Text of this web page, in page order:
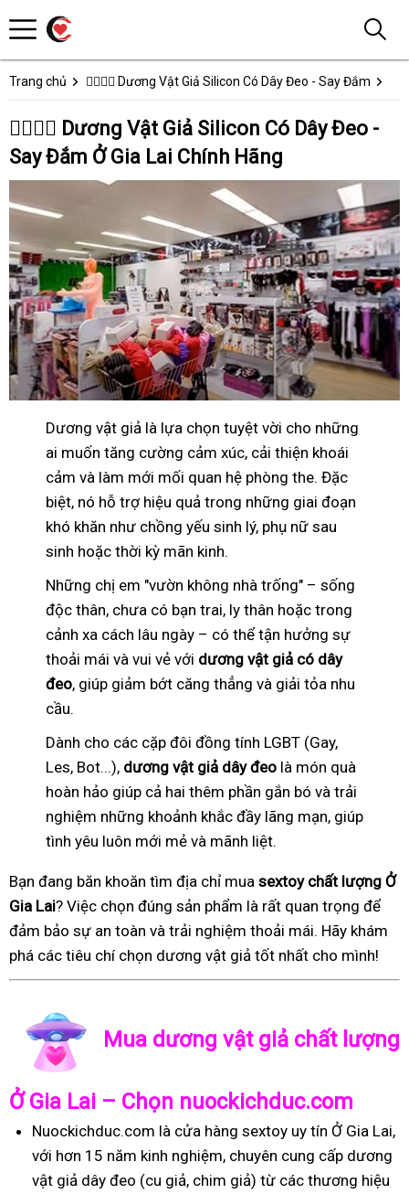
Trang chủ 👩‍❤️‍💋‍👨 Dương Vật Giả Silicon Có Dây Đeo - Say Đắm
👩‍❤️‍💋‍👨 Dương Vật Giả Silicon Có Dây Đeo -
Say Đắm Ở Gia Lai Chính Hãng
Dương vật giả là lựa chọn tuyệt vời cho những
ai muốn tăng cường cảm xúc, cải thiện khoái
cảm và làm mới mối quan hệ phòng the. Đặc
biệt, nó hỗ trợ hiệu quả trong những giai đoạn
khó khăn như chồng yếu sinh lý, phụ nữ sau
sinh hoặc thời kỳ mãn kinh.
Những chị em "vườn không nhà trống" – sống
độc thân, chưa có bạn trai, ly thân hoặc trong
cảnh xa cách lâu ngày – có thể tận hưởng sự
thoải mái và vui vẻ với dương vật giả có dây
đeo, giúp giảm bớt căng thẳng và giải tỏa nhu
cầu.
Dành cho các cặp đôi đồng tính LGBT (Gay,
Les, Bot...), dương vật giả dây đeo là món quà
hoàn hảo giúp cả hai thêm phần gắn bó và trải
nghiệm những khoảnh khắc đầy lãng mạn, giúp
tình yêu luôn mới mẻ và mãnh liệt.
Bạn đang băn khoăn tìm địa chỉ mua sextoy chất lượng Ở
Gia Lai? Việc chọn đúng sản phẩm là rất quan trọng để
đảm bảo sự an toàn và trải nghiệm thoải mái. Hãy khám
phá các tiêu chí chọn dương vật giả tốt nhất cho mình!
Mua dương vật giả chất lượng
Ở Gia Lai – Chọn nuockichduc.com
Nuockichduc.com là cửa hàng sextoy uy tín Ở Gia Lai,
với hơn 15 năm kinh nghiệm, chuyên cung cấp dương
vật giả dây đeo (cu giả, chim giả) từ các thương hiệu